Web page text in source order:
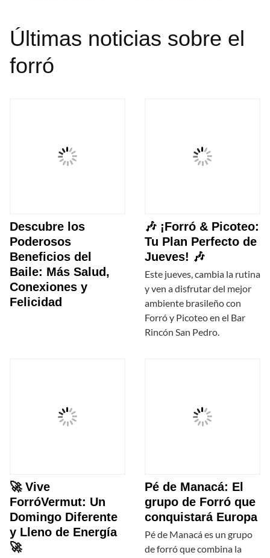
Últimas noticias sobre el
forró
Descubre los
Poderosos
Beneficios del
Baile: Más Salud,
Conexiones y
Felicidad
🎶 ¡Forró & Picoteo:
Tu Plan Perfecto de
Jueves! 🎶
Este jueves, cambia la rutina
y ven a disfrutar del mejor
ambiente brasileño con
Forró y Picoteo en el Bar
Rincón San Pedro.
🚀 Vive
ForróVermut: Un
Domingo Diferente
y Lleno de Energía
🚀
Pé de Manacá: El
grupo de Forró que
conquistará Europa
Pé de Manacá es un grupo
de forró que combina la